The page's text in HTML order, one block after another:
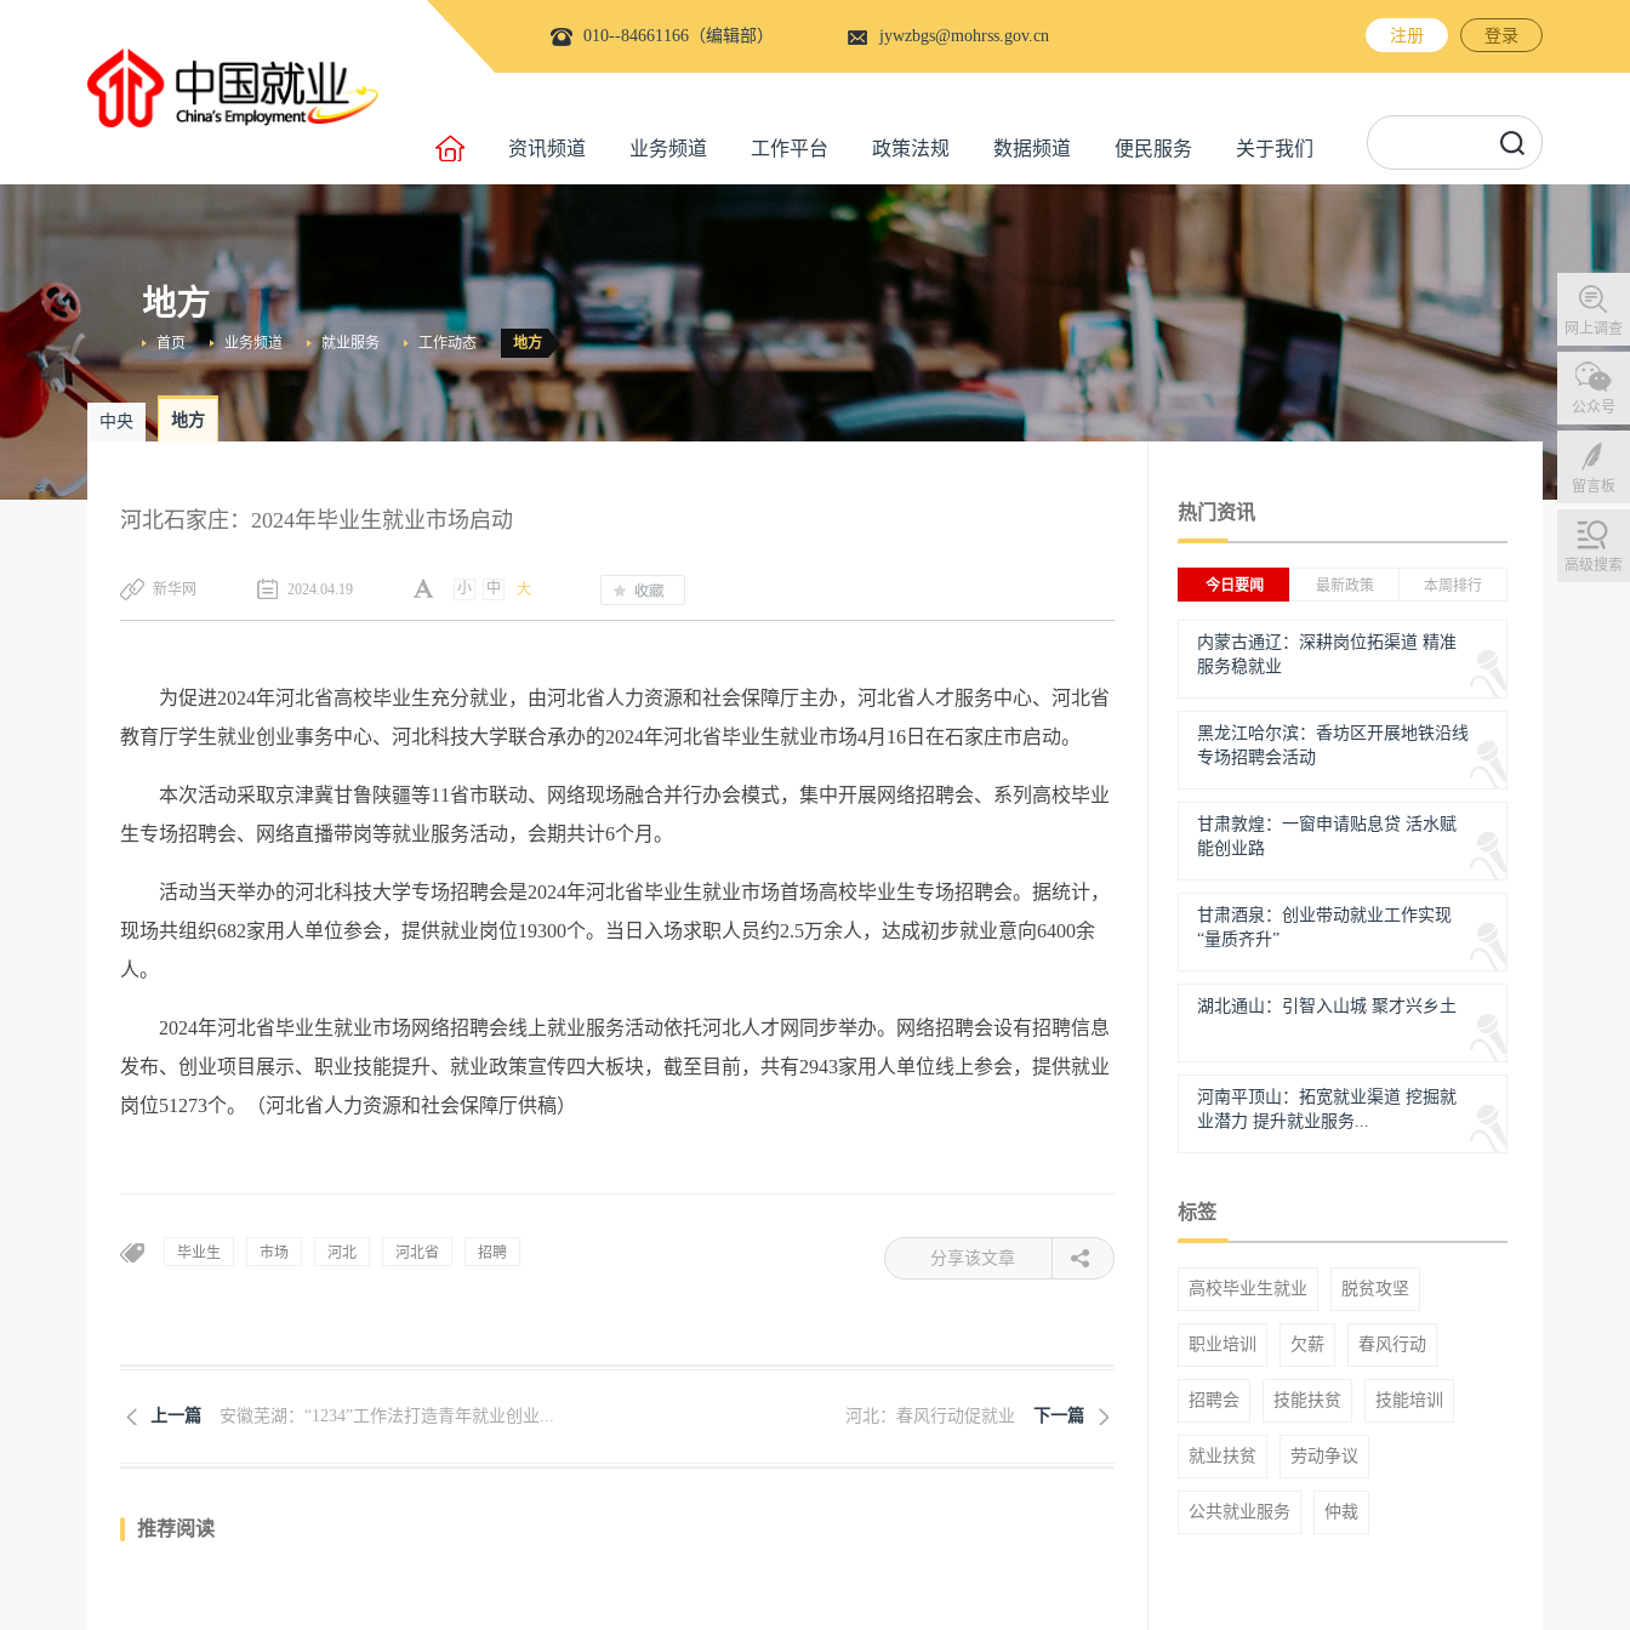
010--84661166（编辑部） jywzbgs@mohrss.gov.cn 注册 登录
资讯频道 业务频道 工作平台 政策法规 数据频道 便民服务 关于我们
网上调查
公众号
留言板
高级搜索
地方
地方
工作动态
就业服务
业务频道
首页
中央 地方
河北石家庄：2024年毕业生就业市场启动
新华网 2024.04.19 小 中 大
为促进2024年河北省高校毕业生充分就业，由河北省人力资源和社会保障厅主办，河北省人才服务中心、河北省
教育厅学生就业创业事务中心、河北科技大学联合承办的2024年河北省毕业生就业市场4月16日在石家庄市启动。
本次活动采取京津冀甘鲁陕疆等11省市联动、网络现场融合并行办会模式，集中开展网络招聘会、系列高校毕业
生专场招聘会、网络直播带岗等就业服务活动，会期共计6个月。
活动当天举办的河北科技大学专场招聘会是2024年河北省毕业生就业市场首场高校毕业生专场招聘会。据统计，
现场共组织682家用人单位参会，提供就业岗位19300个。当日入场求职人员约2.5万余人，达成初步就业意向6400余
人。
2024年河北省毕业生就业市场网络招聘会线上就业服务活动依托河北人才网同步举办。网络招聘会设有招聘信息
发布、创业项目展示、职业技能提升、就业政策宣传四大板块，截至目前，共有2943家用人单位线上参会，提供就业
岗位51273个。（河北省人力资源和社会保障厅供稿）
毕业生 市场 河北 河北省 招聘 分享该文章
上一篇 安徽芜湖：“1234”工作法打造青年就业创业... 下一篇
河北：春风行动促就业
推荐阅读
热门资讯
今日要闻 最新政策 本周排行
内蒙古通辽：深耕岗位拓渠道 精准
服务稳就业
黑龙江哈尔滨：香坊区开展地铁沿线
专场招聘会活动
甘肃敦煌：一窗申请贴息贷 活水赋
能创业路
甘肃酒泉：创业带动就业工作实现
“量质齐升”
湖北通山：引智入山城 聚才兴乡土
河南平顶山：拓宽就业渠道 挖掘就
业潜力 提升就业服务...
标签
高校毕业生就业 脱贫攻坚
职业培训 欠薪 春风行动
招聘会 技能扶贫 技能培训
就业扶贫 劳动争议
公共就业服务 仲裁